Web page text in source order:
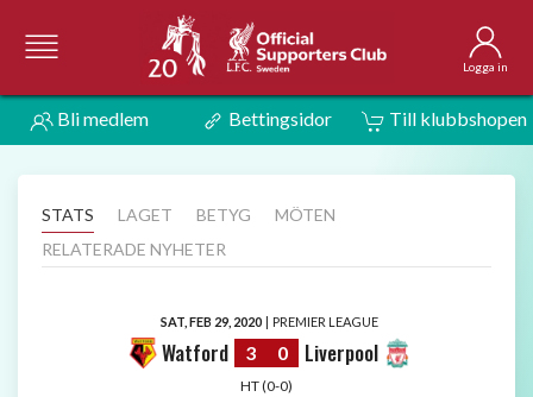
Logga in
Bli medlem Bettingsidor Till klubbshopen
STATS LAGET BETYG
MÖTEN
RELATERADE NYHETER
SAT, FEB 29, 2020 | PREMIER LEAGUE
Watford 3 0 Liverpool
HT (0-0)